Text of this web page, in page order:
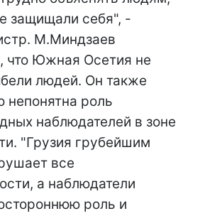
защищали себя", -
М.Миндзаев
что Южная Осетия не
людей. Он также
непонятна роль
наблюдателей в зоне
"Грузия грубейшим
все
а наблюдатели
роль и